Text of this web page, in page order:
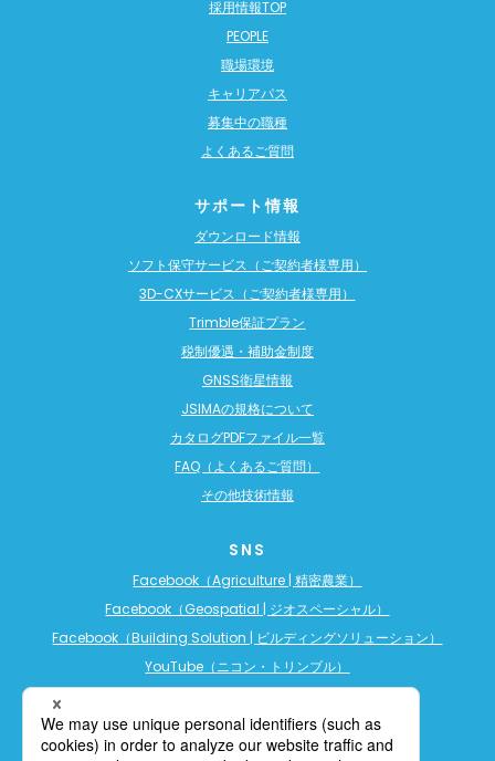
採用情報TOP
PEOPLE
職場環境
キャリアパス
募集中の職種
よくあるご質問
サポート情報
ダウンロード情報
ソフト保守サービス（ご契約者様専用）
3D-CXサービス（ご契約者様専用）
Trimble保証プラン
税制優遇・補助金制度
GNSS衛星情報
JSIMAの規格について
カタログPDFファイル一覧
FAQ（よくあるご質問）
その他技術情報
SNS
Facebook（Agriculture | 精密農業）
Facebook（Geospatial | ジオスペーシャル）
Facebook（Building Solution | ビルディングソリューション）
YouTube（ニコン・トリンブル）
YouTube（ビルディングソリューション）
LINE公式アカウント（精密農業）